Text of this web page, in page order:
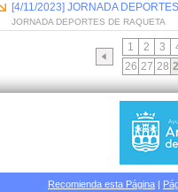
[4/11/2023] JORNADA
JORNADA DEPORTES DE RAQUETA
1 2 3
26 27 28
Recomienda esta Página |